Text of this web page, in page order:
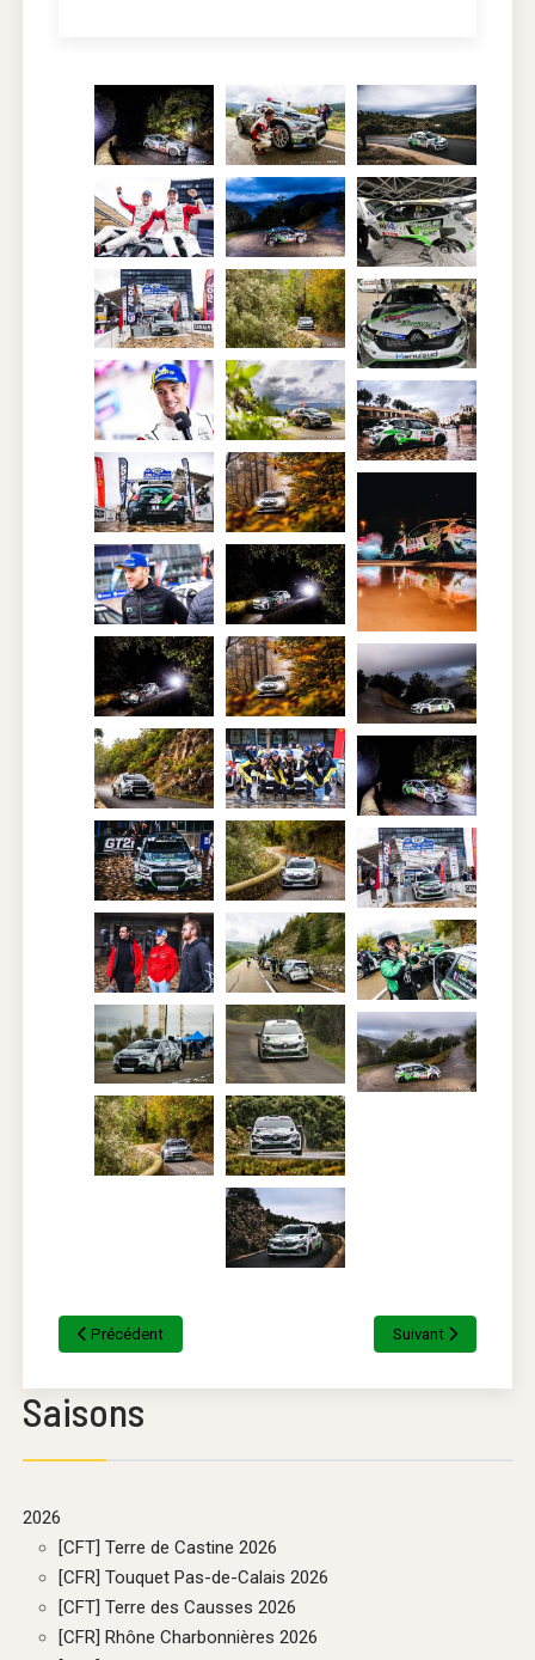
Précédent Suivant
Saisons
2026
[CFT] Terre de Castine 2026
[CFR] Touquet Pas-de-Calais 2026
[CFT] Terre des Causses 2026
[CFR] Rhône Charbonnières 2026